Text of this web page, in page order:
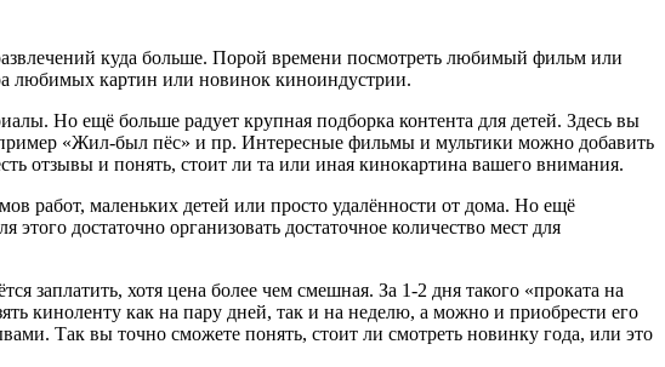
куда больше. Порой времени посмотреть любимый фильм или
любимых картин или новинок киноиндустрии.
Но ещё больше радует крупная подборка контента для детей. Здесь вы
«Жил-был пёс» и пр. Интересные фильмы и мультики можно добавить
отзывы и понять, стоит ли та или иная кинокартина вашего внимания.
работ, маленьких детей или просто удалённости от дома. Но ещё
достаточно организовать достаточное количество мест для
хотя цена более чем смешная. За 1-2 дня такого «проката на
киноленту как на пару дней, так и на неделю, а можно и приобрести его
Так вы точно сможете понять, стоит ли смотреть новинку года, или это